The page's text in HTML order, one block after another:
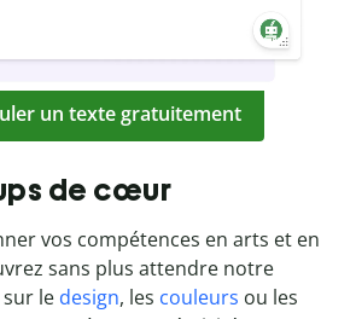
un texte gratuitement
de cœur
vos compétences en arts et en
sans plus attendre notre
sur le design, les couleurs ou les